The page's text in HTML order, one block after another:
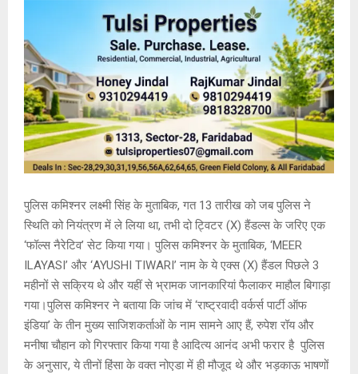
पुलिस कमिश्नर लक्ष्मी सिंह के मुताबिक, गत 13 तारीख को जब पुलिस ने
स्थिति को नियंत्रण में ले लिया था, तभी दो ट्विटर (X) हैंडल्स के जरिए एक
‘फॉल्स नैरेटिव’ सेट किया गया। पुलिस कमिश्नर के मुताबिक, ‘MEER
ILAYASI’ और ‘AYUSHI TIWARI’ नाम के ये एक्स (X) हैंडल पिछले 3
महीनों से सक्रिय थे और यहीं से भ्रामक जानकारियां फैलाकर माहौल बिगाड़ा
गया।पुलिस कमिश्नर ने बताया कि जांच में ‘राष्ट्रवादी वर्कर्स पार्टी ऑफ
इंडिया’ के तीन मुख्य साजिशकर्ताओं के नाम सामने आए हैं, रुपेश रॉय और
मनीषा चौहान को गिरफ्तार किया गया है आदित्य आनंद अभी फरार है पुलिस
के अनुसार, ये तीनों हिंसा के वक्त नोएडा में ही मौजूद थे और भड़काऊ भाषणों